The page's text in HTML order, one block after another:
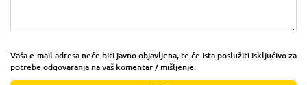
Vaša e-mail adresa neće biti javno objavljena, te će ista poslužiti isključivo za
potrebe odgovaranja na vaš komentar / mišljenje.